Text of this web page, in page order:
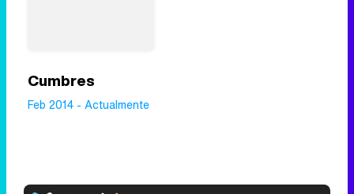
Cumbres
Feb 2014 - Actualmente